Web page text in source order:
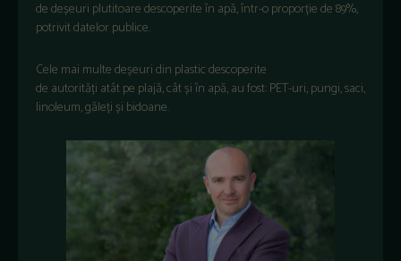
dedeșeuri plutitoare descoperiteîn apă,într-oproporțiede 89%,
potrivit datelor publice.
Cele mai multedeșeuridin plastic descoperite
de autorități atâtpe plajă,câtșiîn apă, au fost: PET-uri, pungi, saci,
linoleum,gălețiși bidoane.